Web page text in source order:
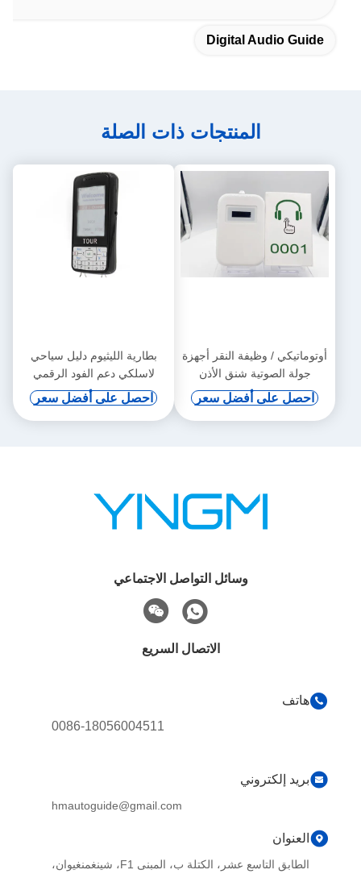
Digital Audio Guide
المنتجات ذات الصلة
أوتوماتيكي / وظيفة النقر أجهزة
جولة الصوتية شنق الأذن
احصل على أفضل سعر
بطارية الليثيوم دليل سياحي
لاسلكي دعم الفود الرقمي
والحث التلقائي
احصل على أفضل سعر
وسائل التواصل الاجتماعي
الاتصال السريع
هاتف
0086-18056004511
بريد إلكتروني
hmautoguide@gmail.com
العنوان
الطابق التاسع عشر، الكتلة ب، المبنى F1، شينغمنغيوان،